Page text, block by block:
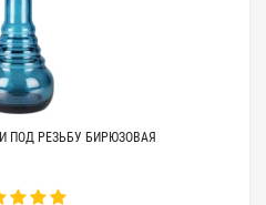
ПОД РЕЗЬБУ БИРЮЗОВАЯ